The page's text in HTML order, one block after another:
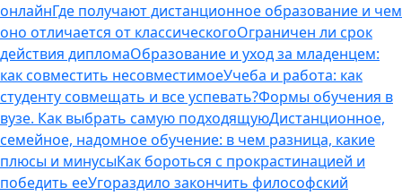
онлайнГде получают дистанционное образование и чем
оно отличается от классическогоОграничен ли срок
действия дипломаОбразование и уход за младенцем:
как совместить несовместимоеУчеба и работа: как
студенту совмещать и все успевать?Формы обучения в
вузе. Как выбрать самую подходящуюДистанционное,
семейное, надомное обучение: в чем разница, какие
плюсы и минусыКак бороться с прокрастинацией и
победить ееУгораздило закончить философский